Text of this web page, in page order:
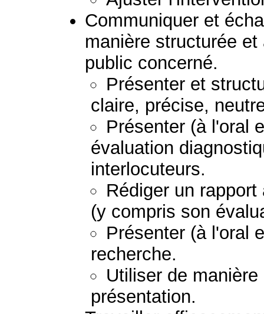
Communiquer et
manière structurée
public concerné.
Présenter et
claire, précise,
Présenter (à l'oral
évaluation
interlocuteurs.
Rédiger un
(y compris son
Présenter (à l'oral
recherche.
Utiliser de
présentation.